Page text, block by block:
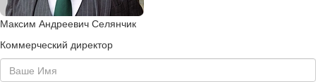
Максим Андреевич Селянчик
Коммерческий директор